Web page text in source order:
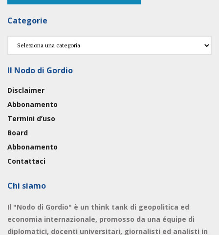
Categorie
Categorie
Il Nodo di Gordio
Disclaimer
Abbonamento
Termini d’uso
Board
Abbonamento
Contattaci
Chi siamo
Il "Nodo di Gordio" è un think tank di geopolitica ed
economia internazionale, promosso da una équipe di
diplomatici, docenti universitari, giornalisti ed analisti in